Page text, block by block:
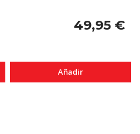
49,95 €
Añadir